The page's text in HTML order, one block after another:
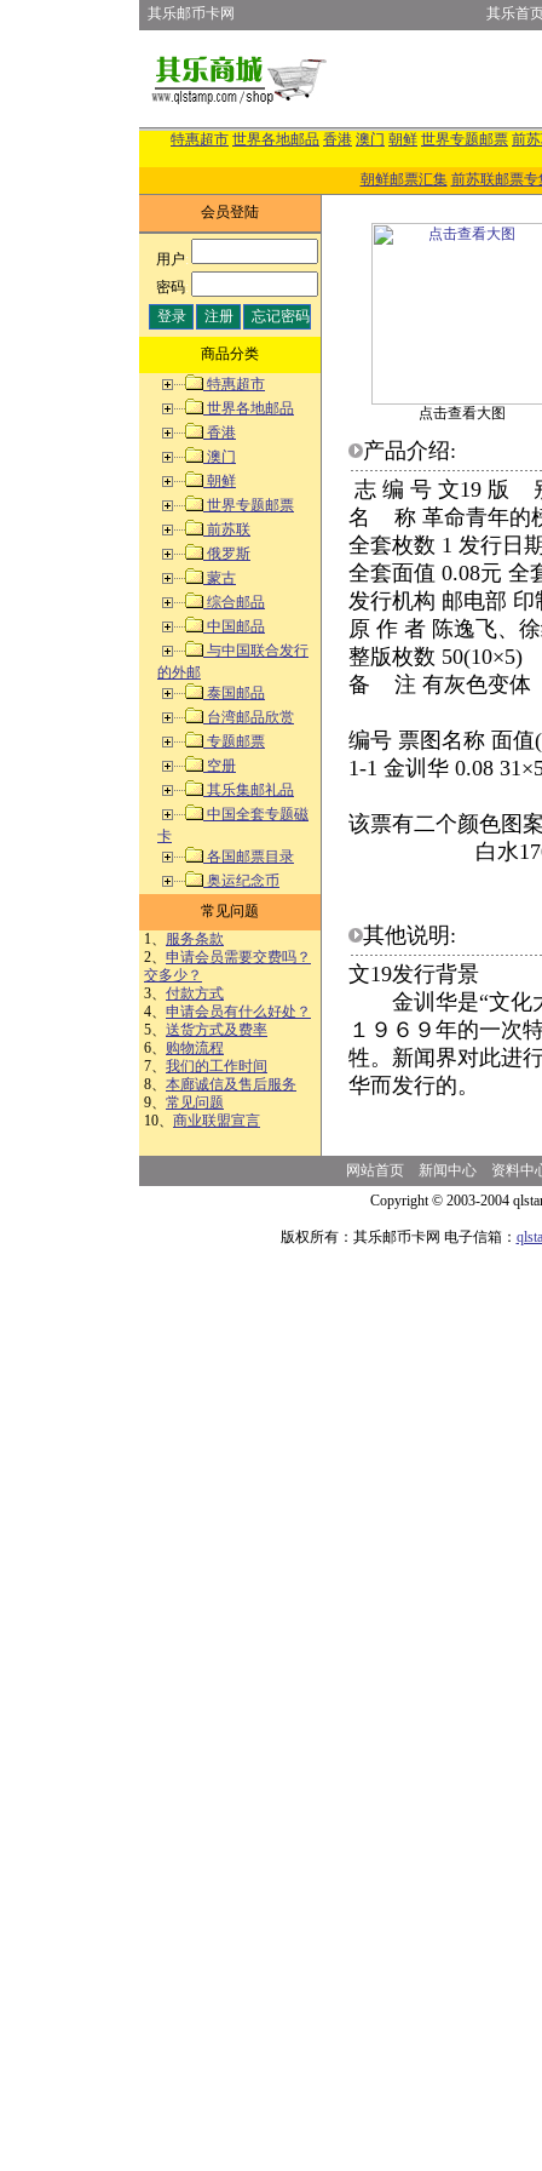
其乐邮币卡网 其乐首
特惠超市 世界各地邮品 香港 澳门 朝鲜 世界专题邮票 前
朝鲜邮票汇集 前苏联邮票专
会员登陆
用户:
密码:
商品分类
特惠超市
世界各地邮品
香港
澳门
朝鲜
世界专题邮票
前苏联
俄罗斯
蒙古
综合邮品
中国邮品
与中国联合发行
的外邮
泰国邮品
台湾邮品欣赏
专题邮票
空册
其乐集邮礼品
中国全套专题磁
卡
各国邮票目录
奥运纪念币
常见问题
1、 服务条款
2、 申请会员需要交费吗？
交多少？
3、 付款方式
4、 申请会员有什么好处？
5、 送货方式及费率
6、 购物流程
7、 我们的工作时间
8、 本廊诚信及售后服务
9、 常见问题
10、 商业联盟宣言
点击查看大图
产品介绍:
志 编 号 文19 版
名 称 革命青年的
全套枚数 1 发行日
全套面值 0.08元 全
发行机构 邮电部
原 作 者 陈逸飞、
整版枚数 50(10×5)
备 注 有灰色变体
编号 票图名称 面
1-1 金训华 0.08
该票有二个颜色图
白水
其他说明:
文19发行背景
金训华是“文化大
１９６９年的一次
牲。新闻界对此进
华而发行的。
网站首页 新闻中心
资料中
Copyright © 2003-2004
版权所有：其乐邮币卡网 电子信箱：